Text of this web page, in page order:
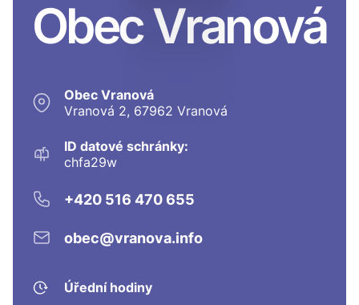
Obec Vranová
Obec Vranová
Vranová 2, 67962 Vranová
ID datové schránky:
chfa29w
+420 516 470 655
obec@vranova.info
Úřední hodiny